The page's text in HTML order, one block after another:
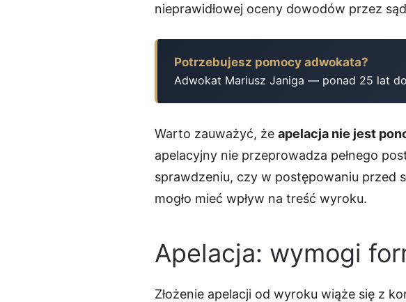
nieprawidłowej oceny dowodów przez
Potrzebujesz pomocy adwokata?
Adwokat Mariusz Janiga — ponad 25 lat
Warto zauważyć, że apelacja nie jest
apelacyjny nie przeprowadza pełnego
sprawdzeniu, czy w postępowaniu przed
mogło mieć wpływ na treść wyroku.
Apelacja: wymogi
Złożenie apelacji od wyroku wiąże się z